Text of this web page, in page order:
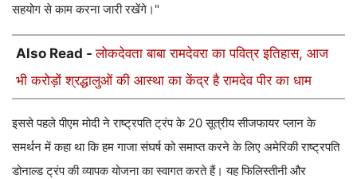
सहयोग से काम करना जारी रखेंगे।"
Also Read -लोकदेवता बाबा रामदेवरा का पवित्र इतिहास, आज
भी करोड़ों श्रद्धालुओं की आस्था का केंद्र है रामदेव पीर का धाम
इससे पहले पीएम मोदी ने राष्ट्रपति ट्रंप के 20 सूत्रीय सीजफायर प्लान के
समर्थन में कहा था कि हम गाजा संघर्ष को समाप्त करने के लिए अमेरिकी राष्ट्रपति
डोनाल्ड ट्रंप की व्यापक योजना का स्वागत करते हैं। यह फिलिस्तीनी और